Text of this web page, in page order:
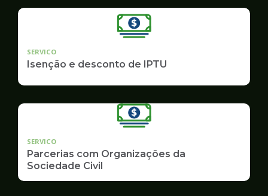
SERVICO
Isenção e desconto de IPTU
SERVICO
Parcerias com Organizações da
Sociedade Civil